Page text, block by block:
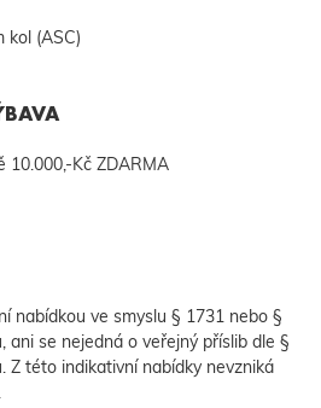
kol (ASC)
10.000,-Kč ZDARMA
nabídkou ve smyslu § 1731 nebo §
ani se nejedná o veřejný příslib dle §
Z této indikativní nabídky nevzniká